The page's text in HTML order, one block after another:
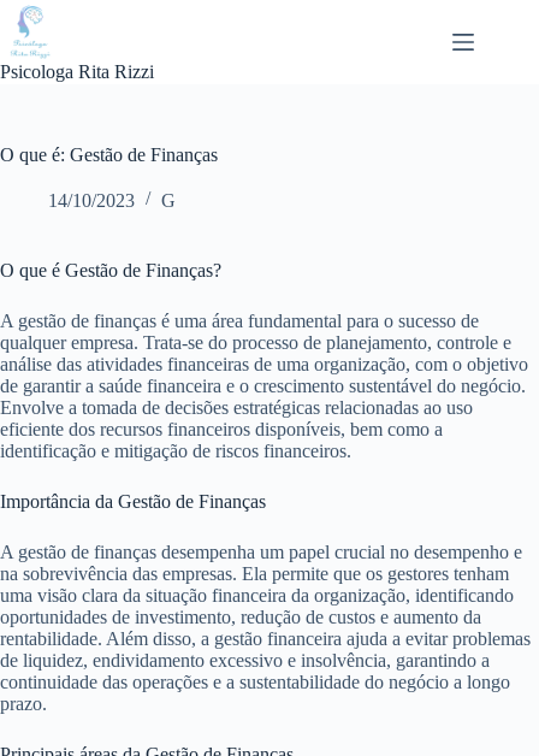
Pular
para
conteúdo
Psicologa Rita Rizzi
O que é: Gestão de Finanças
14/10/2023 G
O que é Gestão de Finanças?
A gestão de finanças é uma área fundamental para o sucesso de
qualquer empresa. Trata-se do processo de planejamento, controle e
análise das atividades financeiras de uma organização, com o objetivo
de garantir a saúde financeira e o crescimento sustentável do negócio.
Envolve a tomada de decisões estratégicas relacionadas ao uso
eficiente dos recursos financeiros disponíveis, bem como a
identificação e mitigação de riscos financeiros.
Importância da Gestão de Finanças
A gestão de finanças desempenha um papel crucial no desempenho e
na sobrevivência das empresas. Ela permite que os gestores tenham
uma visão clara da situação financeira da organização, identificando
oportunidades de investimento, redução de custos e aumento da
rentabilidade. Além disso, a gestão financeira ajuda a evitar problemas
de liquidez, endividamento excessivo e insolvência, garantindo a
continuidade das operações e a sustentabilidade do negócio a longo
prazo.